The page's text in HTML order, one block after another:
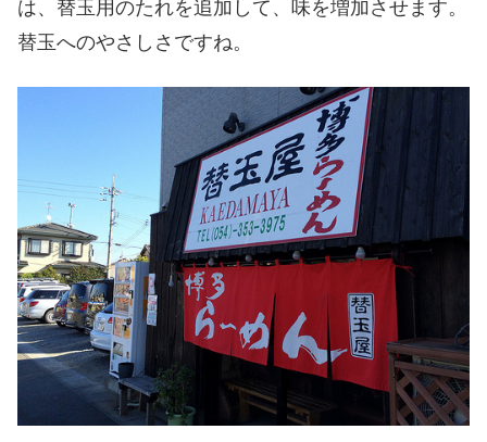
は、替玉用のたれを追加して、味を増加させます。
替玉へのやさしさですね。